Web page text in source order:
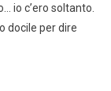
io c’ero soltanto.
docile per dire